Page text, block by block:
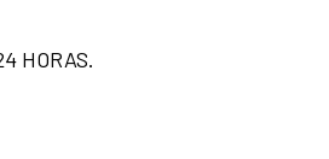
HORAS.